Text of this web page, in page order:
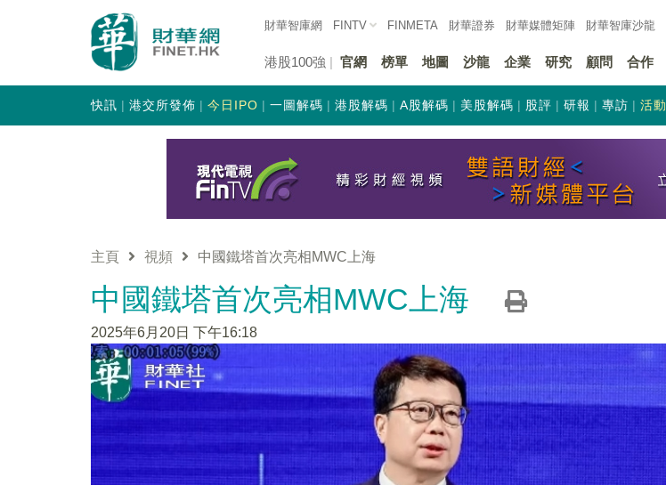
財華智庫網 FINTV FINMETA 財華證券 財華媒體矩陣 財華智庫沙龍
港股100強 官網 榜單 地圖 沙龍 企業 研究 顧問 合作
快訊 港交所發佈 今日IPO 一圖解碼 港股解碼 A股解碼 美股解碼 股評 研報 專訪 活動
主頁 視頻 中國鐵塔首次亮相MWC上海
中國鐵塔首次亮相MWC上海
2025年6月20日 下午16:18